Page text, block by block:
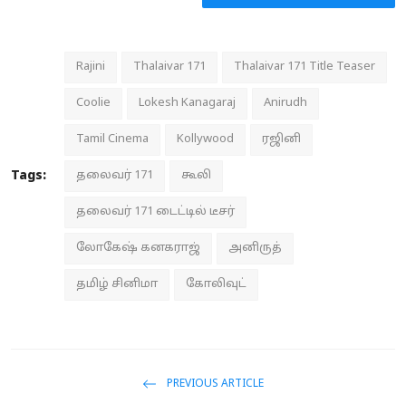
Tags:
Rajini Thalaivar 171 Thalaivar 171 Title Teaser
Coolie Lokesh Kanagaraj Anirudh
Tamil Cinema Kollywood ரஜினி
தலைவர் 171 கூலி
தலைவர் 171 டைட்டில் டீசர்
லோகேஷ் கனகராஜ் அனிருத்
தமிழ் சினிமா கோலிவுட்
PREVIOUS ARTICLE